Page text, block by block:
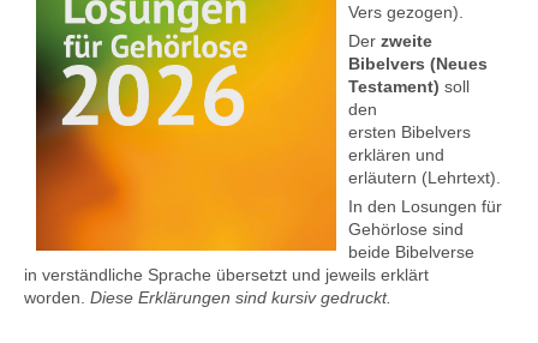
Kontakt
Vers gezogen).
Der zweite
Bibelvers (Neues
Testament) soll
den
ersten Bibelvers
erklären und
erläutern (Lehrtext).
In den Losungen für
Gehörlose sind
beide Bibelverse
in verständliche Sprache übersetzt und jeweils erklärt
worden. Diese Erklärungen sind kursiv gedruckt.